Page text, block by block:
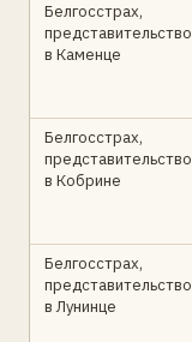
Белгосстрах,
представительство
в Каменце
Белгосстрах,
представительство
в Кобрине
Белгосстрах,
представительство
в Лунинце